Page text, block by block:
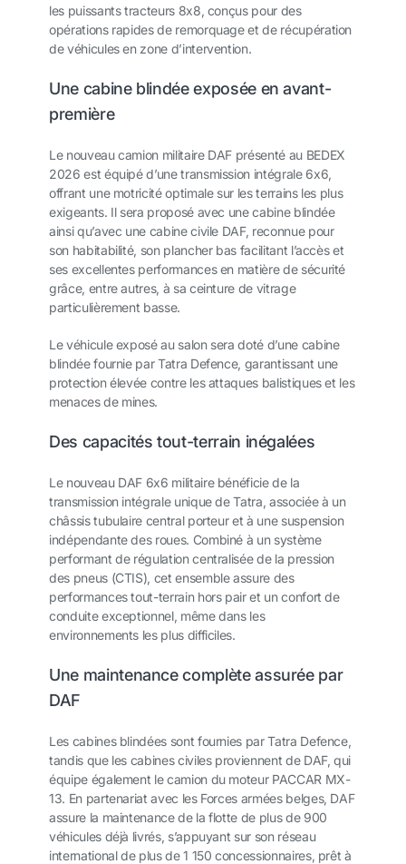
les puissants tracteurs 8x8, conçus pour des
opérations rapides de remorquage et de récupération
de véhicules en zone d’intervention.
Une cabine blindée exposée en avant-
première
Le nouveau camion militaire DAF présenté au BEDEX
2026 est équipé d’une transmission intégrale 6x6,
offrant une motricité optimale sur les terrains les plus
exigeants. Il sera proposé avec une cabine blindée
ainsi qu’avec une cabine civile DAF, reconnue pour
son habitabilité, son plancher bas facilitant l’accès et
ses excellentes performances en matière de sécurité
grâce, entre autres, à sa ceinture de vitrage
particulièrement basse.
Le véhicule exposé au salon sera doté d’une cabine
blindée fournie par Tatra Defence, garantissant une
protection élevée contre les attaques balistiques et les
menaces de mines.
Des capacités tout-terrain inégalées
Le nouveau DAF 6x6 militaire bénéficie de la
transmission intégrale unique de Tatra, associée à un
châssis tubulaire central porteur et à une suspension
indépendante des roues. Combiné à un système
performant de régulation centralisée de la pression
des pneus (CTIS), cet ensemble assure des
performances tout-terrain hors pair et un confort de
conduite exceptionnel, même dans les
environnements les plus difficiles.
Une maintenance complète assurée par
DAF
Les cabines blindées sont fournies par Tatra Defence,
tandis que les cabines civiles proviennent de DAF, qui
équipe également le camion du moteur PACCAR MX-
13. En partenariat avec les Forces armées belges, DAF
assure la maintenance de la flotte de plus de 900
véhicules déjà livrés, s’appuyant sur son réseau
international de plus de 1 150 concessionnaires, prêt à